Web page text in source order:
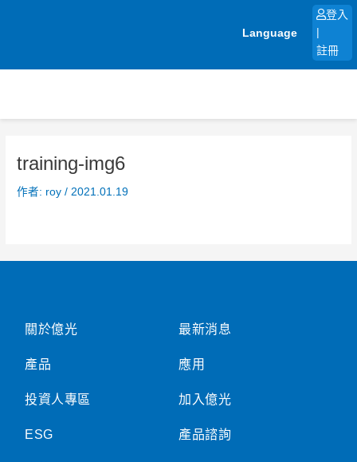
Language
登入
註冊
training-img6
作者: roy/ 2021.01.19
關於億光
產品
投資人專區
ESG
最新消息
應用
加入億光
產品諮詢